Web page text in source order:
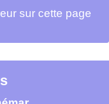
sur cette page